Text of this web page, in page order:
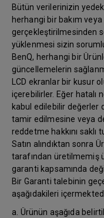
Bütün verilerinizin
herhangi bir bakım veya
gerçekleştirilmesinden
yüklenmesi sizin
BenQ, herhangi bir
güncellemelerin
LCD ekranlar bir kusur
içerebilirler. Eğer hatalı
kabul edilebilir değerler
tamir edilmesine veya
reddetme hakkını saklı
Satın alındıktan sonra
tarafından üretilmemiş
garanti kapsamında
Bir Garanti talebinin
aşağıdakileri
a. Ürünün aşağıda